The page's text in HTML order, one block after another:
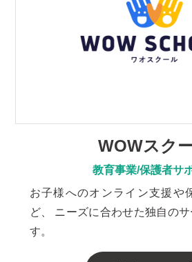
WOWスク
教育事業/保護者サ
お子様へのオンライン支援や
ど、 ニーズに合わせた独自の
す。